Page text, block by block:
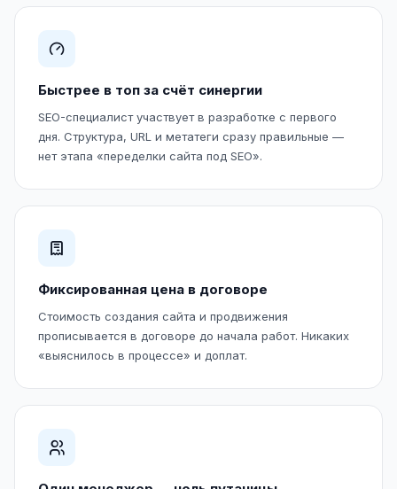
Быстрее в топ за счёт синергии
SEO-специалист участвует в разработке с первого
дня. Структура, URL и метатеги сразу правильные —
нет этапа «переделки сайта под SEO».
Фиксированная цена в договоре
Стоимость создания сайта и продвижения
прописывается в договоре до начала работ. Никаких
«выяснилось в процессе» и доплат.